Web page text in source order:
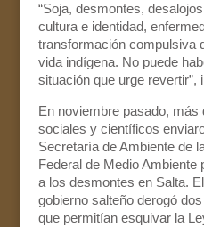
“Soja, desmontes,
cultura e identidad,
transformación compulsiva
vida indígena. No puede
situación que urge revertir”,
En noviembre pasado, más
sociales y científicos
Secretaría de Ambiente de
Federal de Medio Ambiente
a los desmontes en Salta.
gobierno salteño derogó
que permitían esquivar la